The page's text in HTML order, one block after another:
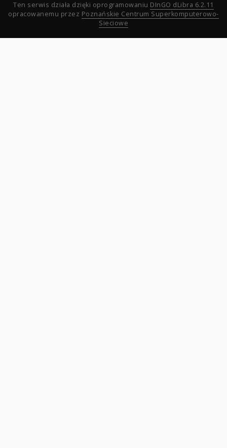
Ten serwis działa dzięki oprogramowaniu DInGO dLibra 6.2.11
opracowanemu przez Poznańskie Centrum Superkomputerowo-
Sieciowe